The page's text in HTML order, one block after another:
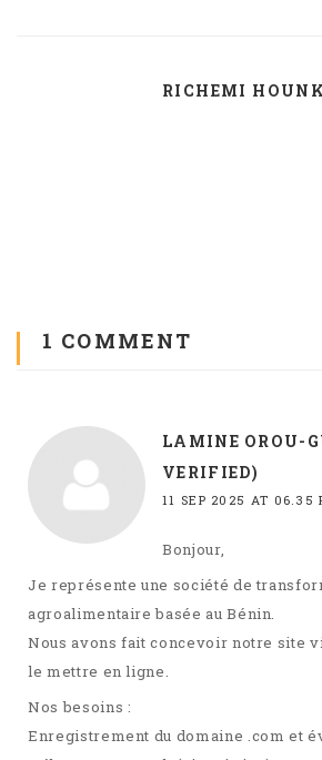
RICHEMI
1 COMMENT
LAMINE OROU-
VERIFIED)
11 SEP 2025 AT 06.35
Bonjour,
Je représente une société de
agroalimentaire basée au Bénin.
Nous avons fait concevoir notre site
le mettre en ligne.
Nos besoins :
Enregistrement du domaine .com et